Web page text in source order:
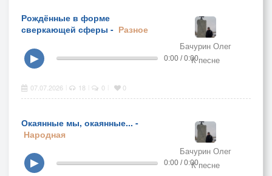
Рождённые в форме
сверкающей сферы - Разное
Бачурин Олег
К песне
▶ 0:00 / 0:00
07.07.2026 18 0 0
Окаянные мы, окаянные... -
Народная
Бачурин Олег
К песне
▶ 0:00 / 0:00